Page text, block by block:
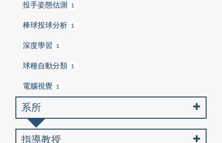
投手姿態估測 1
棒球投球分析 1
深度學習 1
球種自動分類 1
電腦視覺 1
系所
指導教授